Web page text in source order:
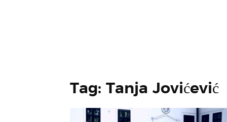
Tag: Tanja Jovićević